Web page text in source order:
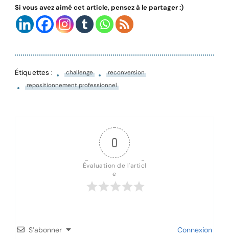
Si vous avez aimé cet article, pensez à le partager :)
Étiquettes : challenge
reconversion
repositionnement professionnel
0
Évaluation de l'articl
e
S’abonner Connexion